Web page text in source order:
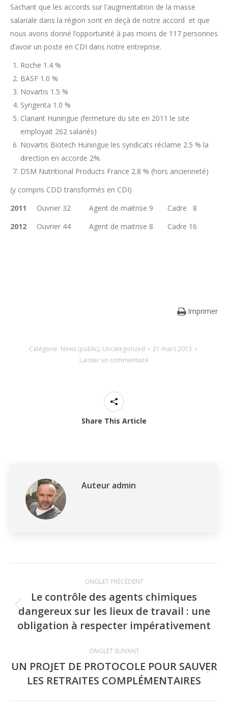
Sachant que les accords sur l'augmentation de la masse
salariale dans la région sont en deçà de notre accord et que
nous avons donné l’opportunité à pas moins de 117 personnes
d’avoir un poste en CDI dans notre entreprise.
Roche 1.4 %
BASF 1.0 %
Novartis 1.5 %
Syngenta 1.0 %
Clariant Huningue (fermeture du site en 2011 le site
employait 262 salariés)
Novartis Biotech Huningue les syndicats réclame 2.5 % la
direction en accorde 2%.
DSM Nutritional Products France 2.8 % (hors ancienneté)
(y compris CDD transformés en CDI)
2011
Ouvrier 32 Agent de maitrise 9 Cadre 8
2012 Ouvrier 44 Agent de maitrise 8 Cadre 16
Imprimer
Catégorie News (public), Uncategorized
21 mars 2013
Laisser un commentaire
Share This Article
Auteur admin
Navigation
de
commentaire
ONGLET PRÉCÉDENT
Onglet
précédent
Le contrôle des agents chimiques
dangereux sur les lieux de travail : une
obligation à respecter impérativement
ONGLET SUIVANT
Onglet
suivant
UN PROJET DE PROTOCOLE POUR SAUVER
LES RETRAITES COMPLÉMENTAIRES